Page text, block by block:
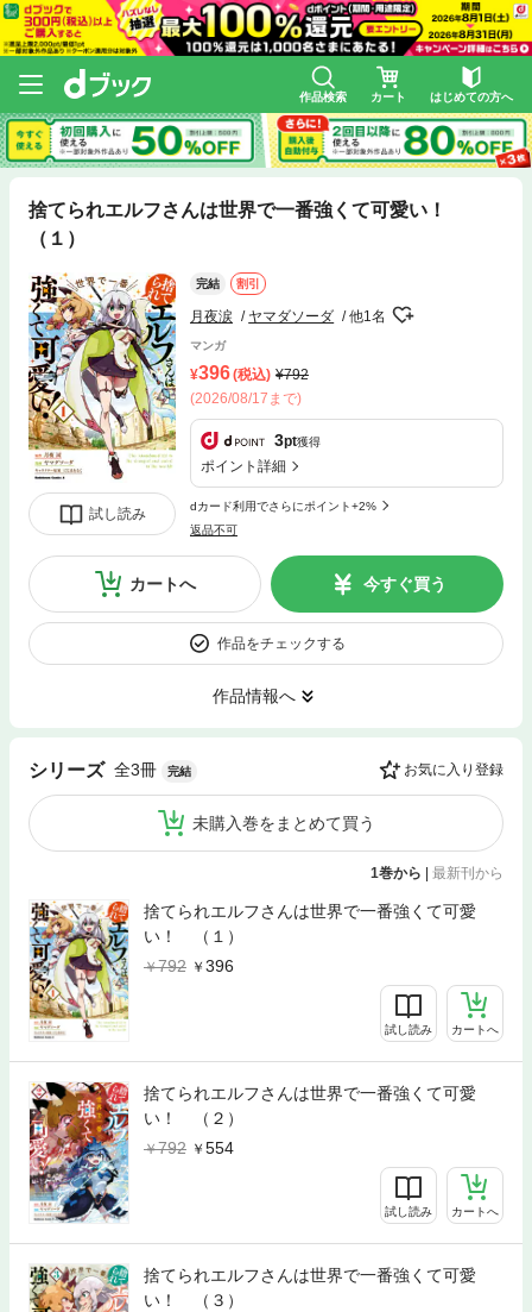
作品検索 カート はじめての方へ
捨てられエルフさんは世界で一番強くて可愛い！
（１）
試し読み
完結 割引
月夜涙 ヤマダソーダ 他1名
マンガ
396(税込)
792
(2026/08/17まで)
3pt獲得
ポイント詳細
dカード利用でさらにポイント+2%
返品不可
カートへ 今すぐ買う
作品をチェックする
作品情報へ
シリーズ 全3冊 完結 お気に入り登録
未購入巻をまとめて買う
1巻から 最新刊から
捨てられエルフさんは世界で一番強くて可愛
い！ （１）
792
396
試し読み カートへ
捨てられエルフさんは世界で一番強くて可愛
い！ （２）
792
554
試し読み カートへ
捨てられエルフさんは世界で一番強くて可愛
い！ （３）